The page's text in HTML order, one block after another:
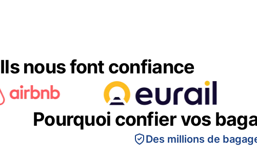
Ils nous font confiance
Pourquoi confier vos
Des millions de